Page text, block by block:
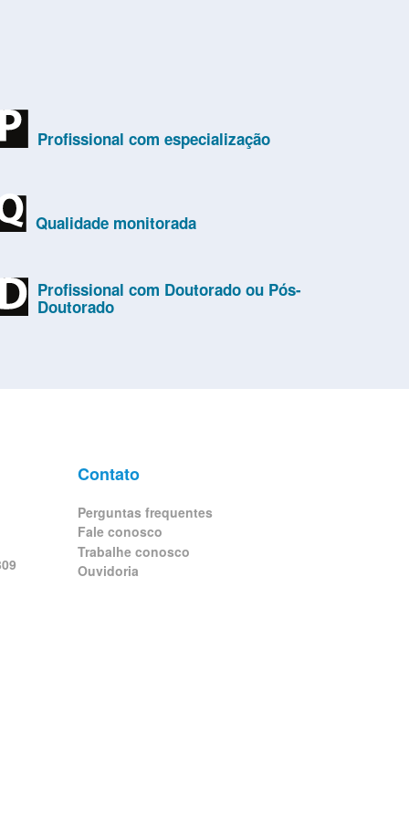
Profissional com especialização
Qualidade monitorada
Profissional com Doutorado ou Pós-
Doutorado
Contato
Perguntas frequentes
Fale conosco
Trabalhe conosco
Ouvidoria